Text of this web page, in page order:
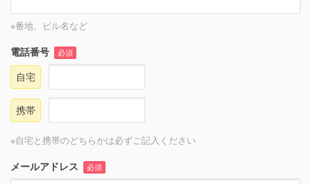
※番地、ビル名など
電話番号 必須
自宅
携帯
※自宅と携帯のどちらかは必ずご記入ください
メールアドレス 必須